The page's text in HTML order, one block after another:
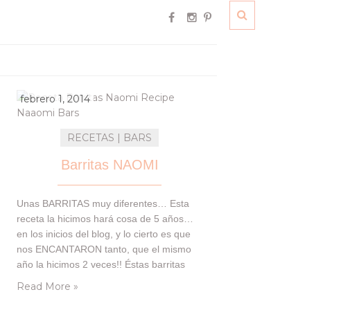
febrero 1, 2014
RECETAS | BARS
Barritas NAOMI
Unas BARRITAS muy diferentes… Esta
receta la hicimos hará cosa de 5 años…
en los inicios del blog, y lo cierto es que
nos ENCANTARON tanto, que el mismo
año la hicimos 2 veces!! Éstas barritas
Read More »